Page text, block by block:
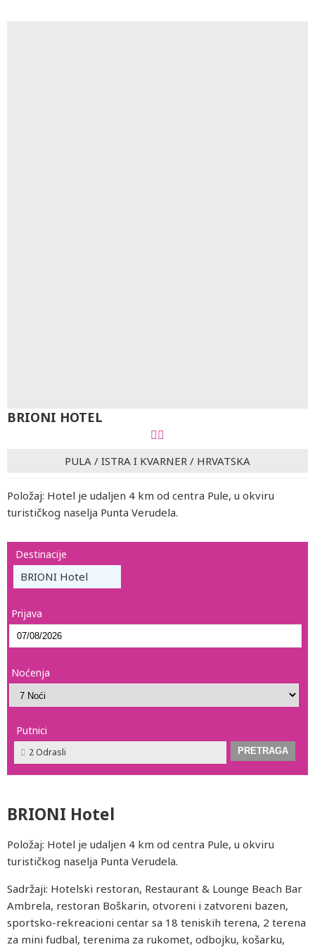
BRIONI HOTEL
PULA / ISTRA I KVARNER / HRVATSKA
Položaj: Hotel je udaljen 4 km od centra Pule, u okviru
turističkog naselja Punta Verudela.
Destinacije
BRIONI Hotel
Prijava
Noćenja
Putnici
2 Odrasli
BRIONI Hotel
Položaj: Hotel je udaljen 4 km od centra Pule, u okviru
turističkog naselja Punta Verudela.
Sadržaji: Hotelski restoran, Restaurant & Lounge Beach Bar
Ambrela, restoran Boškarin, otvoreni i zatvoreni bazen,
sportsko-rekreacioni centar sa 18 teniskih terena, 2 terena
za mini fudbal, terenima za rukomet, odbojku, košarku,